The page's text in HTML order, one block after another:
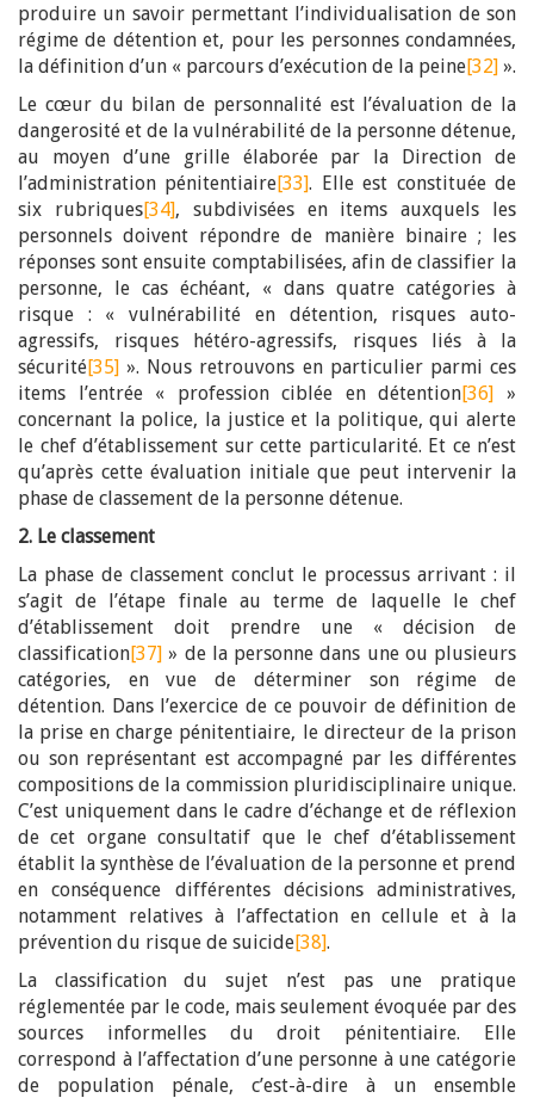
produire un savoir permettant l’individualisation de son
régime de détention et, pour les personnes condamnées,
la définition d’un « parcours d’exécution de la peine[32] ».
Le cœur du bilan de personnalité est l’évaluation de la
dangerosité et de la vulnérabilité de la personne détenue,
au moyen d’une grille élaborée par la Direction de
l’administration pénitentiaire[33]. Elle est constituée de
six rubriques[34], subdivisées en items auxquels les
personnels doivent répondre de manière binaire ; les
réponses sont ensuite comptabilisées, afin de classifier la
personne, le cas échéant, « dans quatre catégories à
risque : « vulnérabilité en détention, risques auto-
agressifs, risques hétéro-agressifs, risques liés à la
sécurité[35] ». Nous retrouvons en particulier parmi ces
items l’entrée « profession ciblée en détention[36] »
concernant la police, la justice et la politique, qui alerte
le chef d’établissement sur cette particularité. Et ce n’est
qu’après cette évaluation initiale que peut intervenir la
phase de classement de la personne détenue.
2. Le classement
La phase de classement conclut le processus arrivant : il
s’agit de l’étape finale au terme de laquelle le chef
d’établissement doit prendre une « décision de
classification[37] » de la personne dans une ou plusieurs
catégories, en vue de déterminer son régime de
détention. Dans l’exercice de ce pouvoir de définition de
la prise en charge pénitentiaire, le directeur de la prison
ou son représentant est accompagné par les différentes
compositions de la commission pluridisciplinaire unique.
C’est uniquement dans le cadre d’échange et de réflexion
de cet organe consultatif que le chef d’établissement
établit la synthèse de l’évaluation de la personne et prend
en conséquence différentes décisions administratives,
notamment relatives à l’affectation en cellule et à la
prévention du risque de suicide[38].
La classification du sujet n’est pas une pratique
réglementée par le code, mais seulement évoquée par des
sources informelles du droit pénitentiaire. Elle
correspond à l’affectation d’une personne à une catégorie
de population pénale, c’est-à-dire à un ensemble